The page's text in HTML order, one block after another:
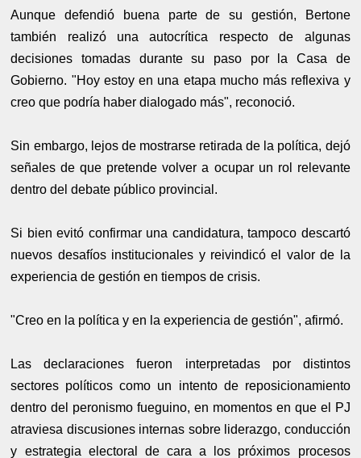
Aunque defendió buena parte de su gestión, Bertone
también realizó una autocrítica respecto de algunas
decisiones tomadas durante su paso por la Casa de
Gobierno. "Hoy estoy en una etapa mucho más reflexiva y
creo que podría haber dialogado más", reconoció.
Sin embargo, lejos de mostrarse retirada de la política, dejó
señales de que pretende volver a ocupar un rol relevante
dentro del debate público provincial.
Si bien evitó confirmar una candidatura, tampoco descartó
nuevos desafíos institucionales y reivindicó el valor de la
experiencia de gestión en tiempos de crisis.
"Creo en la política y en la experiencia de gestión", afirmó.
Las declaraciones fueron interpretadas por distintos
sectores políticos como un intento de reposicionamiento
dentro del peronismo fueguino, en momentos en que el PJ
atraviesa discusiones internas sobre liderazgo, conducción
y estrategia electoral de cara a los próximos procesos